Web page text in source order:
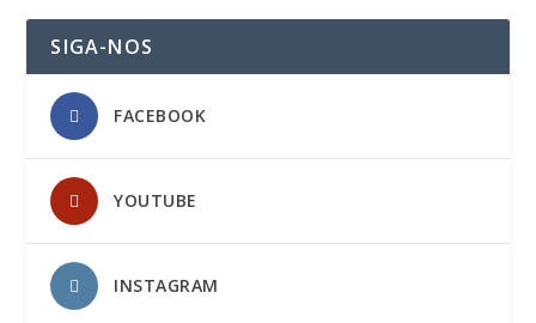
SIGA-NOS
FACEBOOK
YOUTUBE
INSTAGRAM